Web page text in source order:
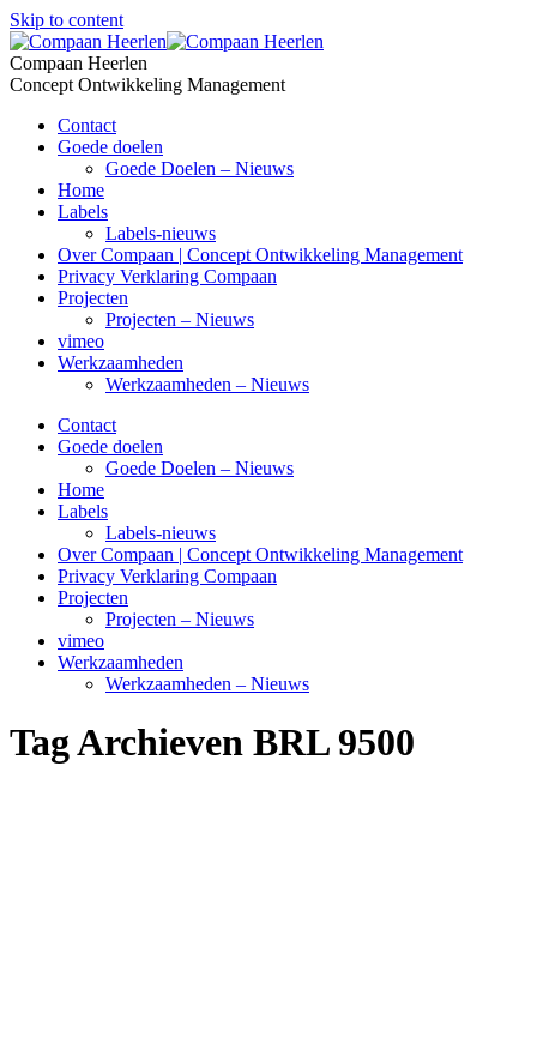
Skip to content
Compaan Heerlen
Concept Ontwikkeling Management
Contact
Goede doelen
Goede Doelen – Nieuws
Home
Labels
Labels-nieuws
Over Compaan | Concept Ontwikkeling Management
Privacy Verklaring Compaan
Projecten
Projecten – Nieuws
vimeo
Werkzaamheden
Werkzaamheden – Nieuws
Contact
Goede doelen
Goede Doelen – Nieuws
Home
Labels
Labels-nieuws
Over Compaan | Concept Ontwikkeling Management
Privacy Verklaring Compaan
Projecten
Projecten – Nieuws
vimeo
Werkzaamheden
Werkzaamheden – Nieuws
Tag Archieven BRL 9500